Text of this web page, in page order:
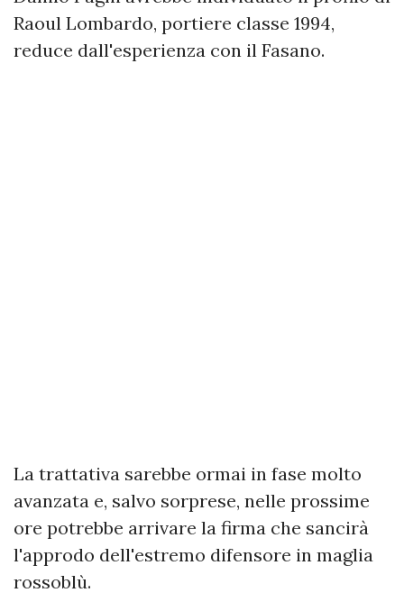
Raoul Lombardo, portiere classe 1994,
reduce dall'esperienza con il Fasano.
La trattativa sarebbe ormai in fase molto
avanzata e, salvo sorprese, nelle prossime
ore potrebbe arrivare la firma che sancirà
l'approdo dell'estremo difensore in maglia
rossoblù.